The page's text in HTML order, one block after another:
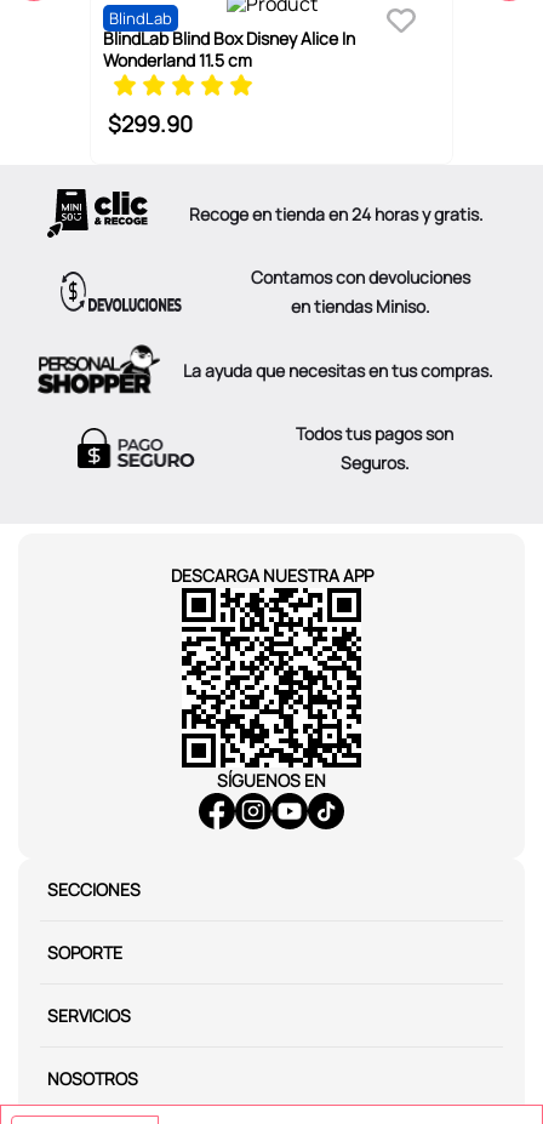
BlindLab
BlindLab Blind Box Disney Alice In
Wonderland 11.5 cm
$299.90
Recoge en tienda en 24 horas y gratis.
Contamos con devoluciones
en tiendas Miniso.
La ayuda que necesitas en tus compras.
Todos tus pagos son
Seguros.
DESCARGA NUESTRA APP
SÍGUENOS EN
SECCIONES
SOPORTE
SERVICIOS
NOSOTROS